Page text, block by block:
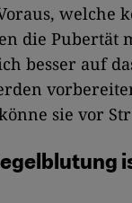
welche
die Pubertät
besser auf
sie vor